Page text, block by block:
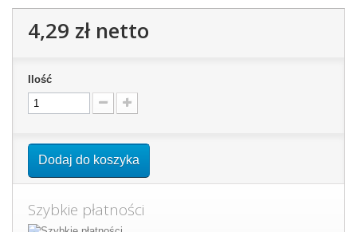
4,29 złnetto
Ilość
Dodaj do koszyka
Szybkie płatności